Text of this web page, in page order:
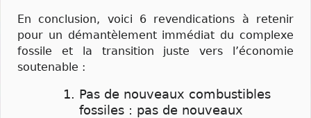
En conclusion, voici 6 revendications à retenir
pour un démantèlement immédiat du complexe
fossile et la transition juste vers l’économie
soutenable :
Pas de nouveaux combustibles
fossiles : pas de nouveaux